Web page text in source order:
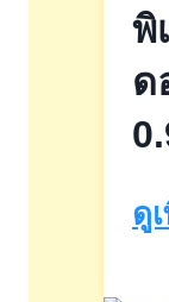
พิ
ด
ดู